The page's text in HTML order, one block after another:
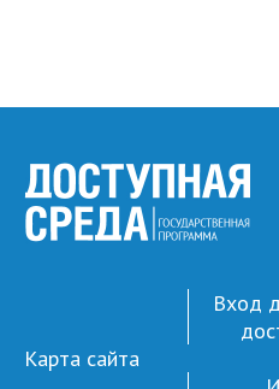
Карта сайта
Вход